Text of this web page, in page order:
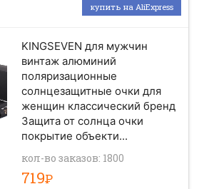
купить на AliExpress
KINGSEVEN для мужчин
винтаж алюминий
поляризационные
солнцезащитные очки для
женщин классический бренд
Защита от солнца очки
покрытие объекти...
кол-во заказов: 1800
719Р